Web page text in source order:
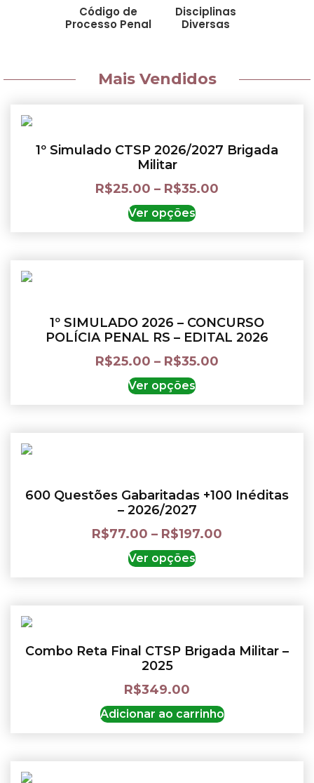
Código de
Processo Penal
Disciplinas
Diversas
Mais Vendidos
1º Simulado CTSP 2026/2027 Brigada
Militar
R$25.00 – R$35.00
Ver opções
1º SIMULADO 2026 – CONCURSO
POLÍCIA PENAL RS – EDITAL 2026
R$25.00 – R$35.00
Ver opções
600 Questões Gabaritadas +100 Inéditas
– 2026/2027
R$77.00 – R$197.00
Ver opções
Combo Reta Final CTSP Brigada Militar –
2025
R$349.00
Adicionar ao carrinho